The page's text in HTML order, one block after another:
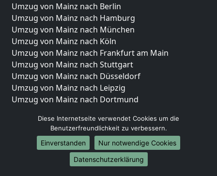
Umzug von Mainz nach Berlin
Umzug von Mainz nach Hamburg
Umzug von Mainz nach München
Umzug von Mainz nach Köln
Umzug von Mainz nach Frankfurt am Main
Umzug von Mainz nach Stuttgart
Umzug von Mainz nach Düsseldorf
Umzug von Mainz nach Leipzig
Umzug von Mainz nach Dortmund
Umzug von Mainz nach Bremen
Umzug von Mainz nach Dresden
Umzug von Mainz nach Hannover
Umzug von Mainz nach Nürnberg
Umzug von Mainz nach Duisburg
Diese Internetseite verwendet Cookies um die
Benutzerfreundlichkeit zu verbessern.
Einverstanden
Nur notwendige Cookies
Datenschutzerklärung